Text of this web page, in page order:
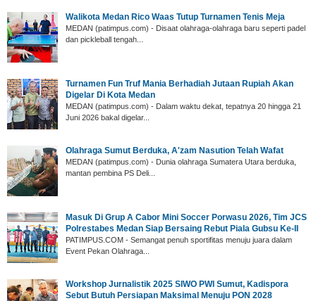
Walikota Medan Rico Waas Tutup Turnamen Tenis Meja
MEDAN (patimpus.com) - Disaat olahraga-olahraga baru seperti padel
dan pickleball tengah...
‎Turnamen Fun Truf Mania Berhadiah Jutaan Rupiah Akan
Digelar Di Kota Medan
‎MEDAN (patimpus.com) - Dalam waktu dekat, tepatnya 20 hingga 21
Juni 2026 bakal digelar...
Olahraga Sumut Berduka, A'zam Nasution Telah Wafat
‎MEDAN (patimpus.com) - Dunia olahraga Sumatera Utara berduka,
mantan pembina PS Deli...
‎Masuk Di Grup A Cabor Mini Soccer Porwasu 2026, Tim JCS
Polrestabes Medan Siap Bersaing Rebut Piala Gubsu Ke-II
‎PATIMPUS.COM - Semangat penuh sportifitas menuju juara dalam
Event Pekan Olahraga...
‎Workshop Jurnalistik 2025 SIWO PWI Sumut, Kadispora
Sebut Butuh Persiapan Maksimal Menuju PON 2028